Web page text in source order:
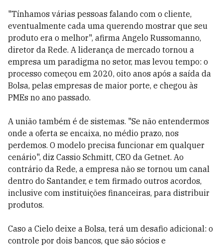
"Tínhamos várias pessoas falando com o cliente,
eventualmente cada uma querendo mostrar que seu
produto era o melhor", afirma Angelo Russomanno,
diretor da Rede. A liderança de mercado tornou a
empresa um paradigma no setor, mas levou tempo: o
processo começou em 2020, oito anos após a saída da
Bolsa, pelas empresas de maior porte, e chegou às
PMEs no ano passado.
A união também é de sistemas. "Se não entendermos
onde a oferta se encaixa, no médio prazo, nos
perdemos. O modelo precisa funcionar em qualquer
cenário", diz Cassio Schmitt, CEO da Getnet. Ao
contrário da Rede, a empresa não se tornou um canal
dentro do Santander, e tem firmado outros acordos,
inclusive com instituições financeiras, para distribuir
produtos.
Caso a Cielo deixe a Bolsa, terá um desafio adicional: o
controle por dois bancos, que são sócios e